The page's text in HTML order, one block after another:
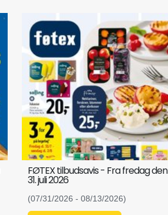
FØTEX tilbudsavis - Fra fredag den
31. juli 2026
(07/31/2026 - 08/13/2026)